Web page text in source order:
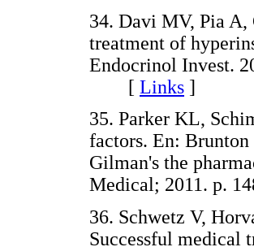
34. Davi MV, Pia A,
treatment of
Endocrinol Invest.
[ Links ]
35. Parker KL,
factors. En:
Gilman's the
Medical; 2011.
36. Schwetz V,
Successful medical